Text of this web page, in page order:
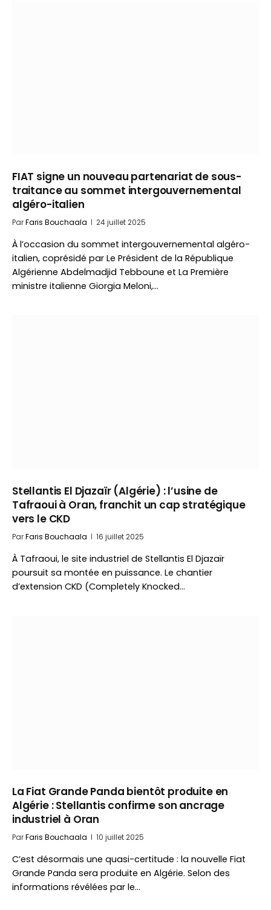
FIAT signe un nouveau partenariat de sous-
traitance au sommet intergouvernemental
algéro-italien
ParFaris Bouchaala 24 juillet 2025
À l’occasion du sommet intergouvernemental algéro-
italien, coprésidé par Le Président de la République
Algérienne Abdelmadjid Tebboune et La Première
ministre italienne Giorgia Meloni,…
Stellantis El Djazaïr (Algérie) : l’usine de
Tafraoui à Oran, franchit un cap stratégique
vers le CKD
ParFaris Bouchaala 16 juillet 2025
À Tafraoui, le site industriel de Stellantis El Djazaïr
poursuit sa montée en puissance. Le chantier
d’extension CKD (Completely Knocked…
La Fiat Grande Panda bientôt produite en
Algérie : Stellantis confirme son ancrage
industriel à Oran
ParFaris Bouchaala 10 juillet 2025
C’est désormais une quasi-certitude : la nouvelle Fiat
Grande Panda sera produite en Algérie. Selon des
informations révélées par le…